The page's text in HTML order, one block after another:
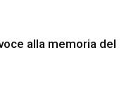
alla memoria del